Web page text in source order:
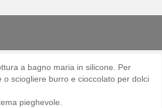
a bagno maria in silicone. Per
o sciogliere burro e cioccolato per dolci
pieghevole.